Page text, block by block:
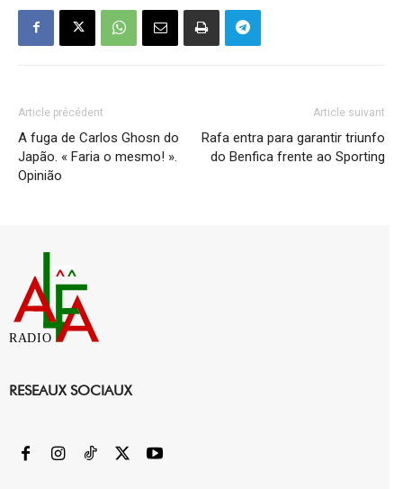
Article précédent
A fuga de Carlos Ghosn do
Japão. « Faria o mesmo! ».
Opinião
Article suivant
Rafa entra para garantir triunfo
do Benfica frente ao Sporting
RADIO
RESEAUX SOCIAUX